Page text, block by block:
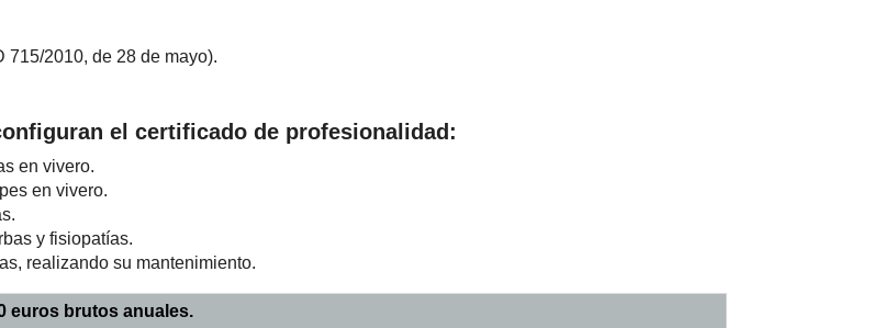
2010, de 28 de mayo).
el certificado de profesionalidad:
en vivero.
en vivero.
y fisiopatías.
realizando su mantenimiento.
euros brutos anuales.